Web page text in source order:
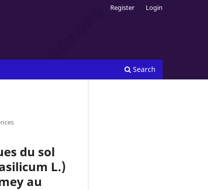
Search
Register Login
du sol
L.)
au